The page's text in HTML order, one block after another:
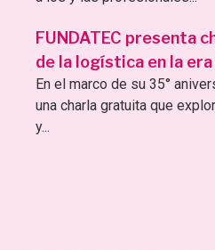
FUNDATEC presenta
de la logística en la era
En el marco de su 35°
una charla gratuita que
y...